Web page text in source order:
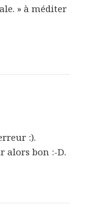
» à méditer
:).
alors bon :-D.